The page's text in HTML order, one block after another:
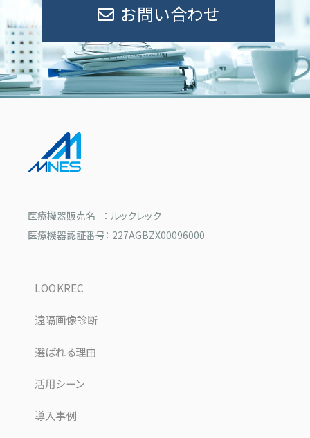
お問い合わせ
医療機器販売名 ： ルックレック
医療機器認証番号： 227AGBZX00096000
LOOKREC
遠隔画像診断
選ばれる理由
活用シーン
導入事例